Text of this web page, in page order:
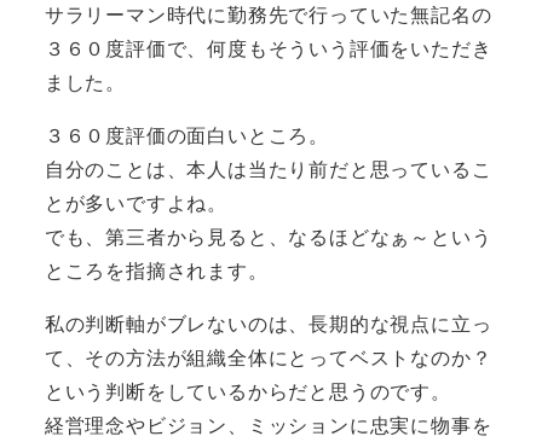
サラリーマン時代に勤務先で行っていた無記名の
３６０度評価で、何度もそういう評価をいただき
ました。
３６０度評価の面白いところ。
自分のことは、本人は当たり前だと思っているこ
とが多いですよね。
でも、第三者から見ると、なるほどなぁ～という
ところを指摘されます。
私の判断軸がブレないのは、長期的な視点に立っ
て、その方法が組織全体にとってベストなのか？
という判断をしているからだと思うのです。
経営理念やビジョン、ミッションに忠実に物事を